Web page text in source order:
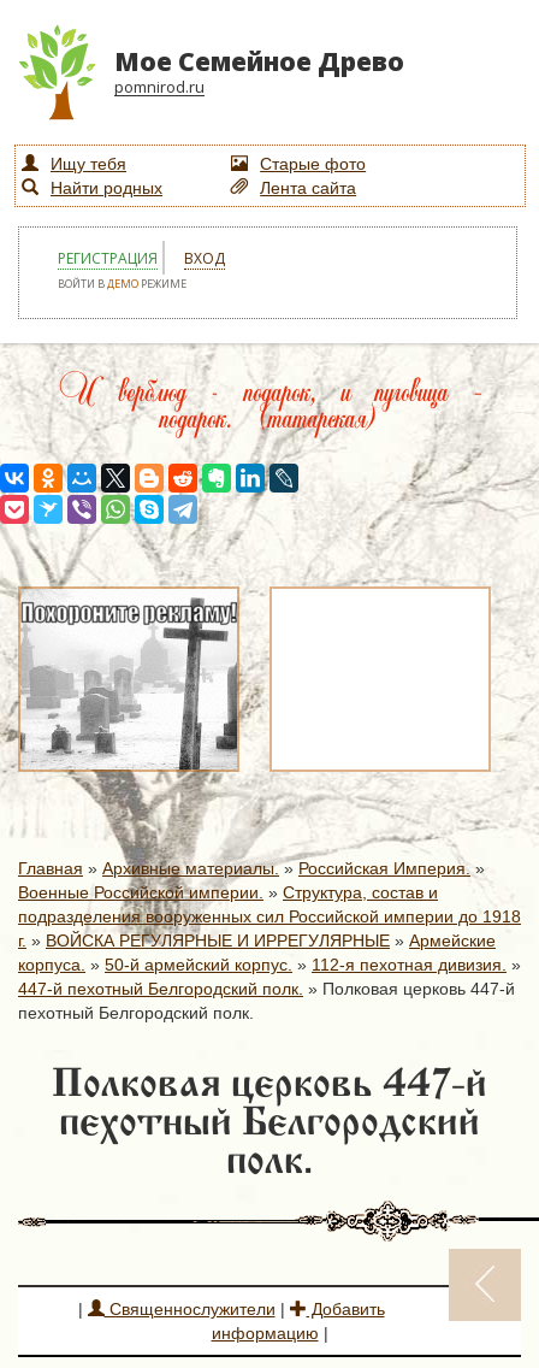
Мое Семейное Древо
pomnirod.ru
Ищу тебя
Старые фото
Найти родных
Лента сайта
РЕГИСТРАЦИЯ ВХОД
ВОЙТИ ВДЕМО РЕЖИМЕ
И верблюд - подарок, и пуговица –
подарок. (татарская)
Главная » Архивные материалы.» Российская Империя. »
Военные Российской империи. » Структура, состав и
подразделения вооруженных сил Российской империи до 1918
г. » ВОЙСКА РЕГУЛЯРНЫЕ И ИРРЕГУЛЯРНЫЕ » Армейские
корпуса. » 50-й армейский корпус. » 112-я пехотная дивизия. »
447-й пехотный Белгородский полк. » Полковая церковь 447-й
пехотный Белгородский полк.
Полковая церковь 447-й
пехотный Белгородский
полк.
| Священнослужители |
Добавить
информацию |